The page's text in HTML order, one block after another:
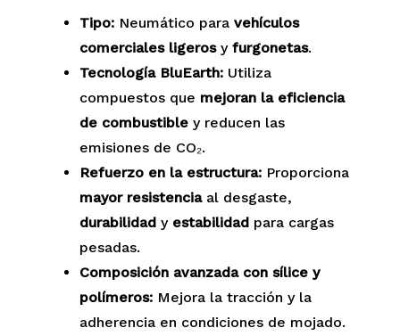
Tipo:Neumático para vehículos
comerciales ligerosy furgonetas.
Tecnología BluEarth:Utiliza
compuestos que mejoran la eficiencia
de combustibley reducen las
emisiones de CO₂.
Refuerzo en la estructura:Proporciona
mayor resistenciaal desgaste,
durabilidady estabilidadpara cargas
pesadas.
Composición avanzada con sílice y
polímeros:Mejora la tracción y la
adherencia en condiciones de mojado.